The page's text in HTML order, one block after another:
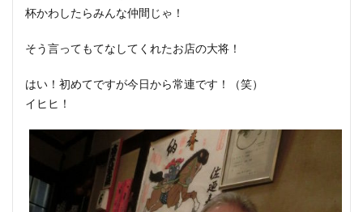
杯かわしたらみんな仲間じゃ！
そう言ってもてなしてくれたお店の大将！
はい！初めてですが今日から常連です！（笑）
イヒヒ！